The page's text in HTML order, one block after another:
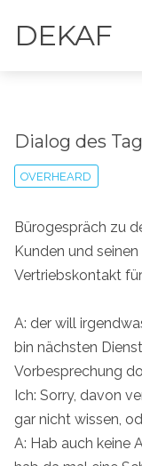
DEKAF
Dialog des
OVERHEARD
Bürogespräch zu
Kunden und
Vertriebskontakt
A: der will
bin nächsten
Vorbesprechung
Ich: Sorry, davon
gar nicht wissen,
A: Hab auch keine